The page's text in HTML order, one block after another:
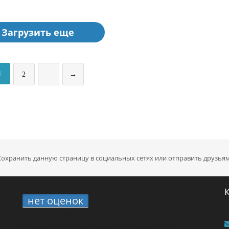
Загрузить еще
2 →
данную страницу в социальных сетях или отправить
нет оценок